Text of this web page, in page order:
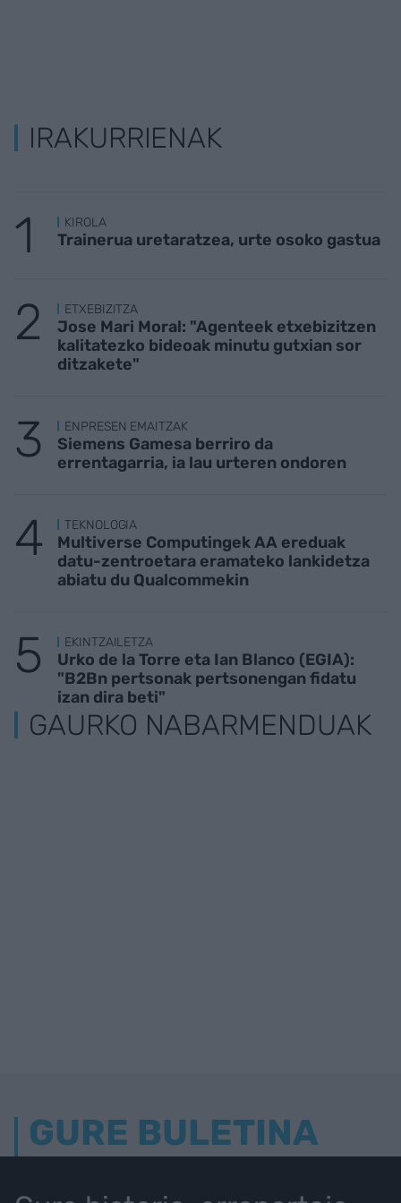
IRAKURRIENAK
KIROLA
Trainerua uretaratzea, urte osoko gastua
ETXEBIZITZA
Jose Mari Moral: "Agenteek etxebizitzen
kalitatezko bideoak minutu gutxian sor
ditzakete"
ENPRESEN EMAITZAK
Siemens Gamesa berriro da
errentagarria, ia lau urteren ondoren
TEKNOLOGIA
Multiverse Computingek AA ereduak
datu-zentroetara eramateko lankidetza
abiatu du Qualcommekin
EKINTZAILETZA
Urko de la Torre eta Ian Blanco (EGIA):
"B2Bn pertsonak pertsonengan fidatu
izan dira beti"
GAURKO NABARMENDUAK
GURE BULETINA